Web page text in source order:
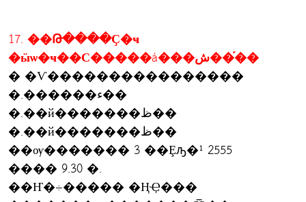
17. ��Թ����Ҫ�ҹ
�ӹѡ�ҹ��С�����á���ش��֡��
� �Ѵ����������������
�.������ء��
�.��й�������ظ��
�.��й�������ظ��
��ѹ������� 3 ��Ȩԡ�¹ 2555
���� 9.30 �.
��Ҥ�÷����� �ҢҾ���